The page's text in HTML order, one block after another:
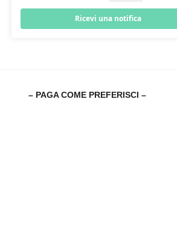
Ricevi una notifica
– PAGA COME PREFERISCI –